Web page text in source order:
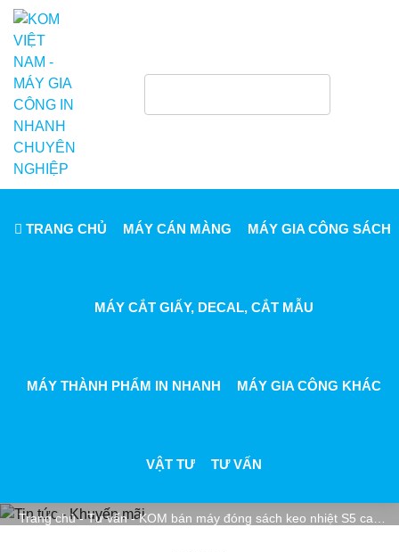
TRANG CHỦ MÁY CÁN MÀNG MÁY GIA CÔNG SÁCH
MÁY CẮT GIẤY, DECAL, CẮT MẪU
MÁY THÀNH PHẨM IN NHANH MÁY GIA CÔNG KHÁC
VẬT TƯ TƯ VẤN
Trang chủ-Tư vấn-KOM bán máy đóng sách keo nhiệt S5 cao